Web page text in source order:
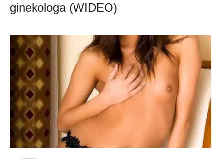
ginekologa (WIDEO)